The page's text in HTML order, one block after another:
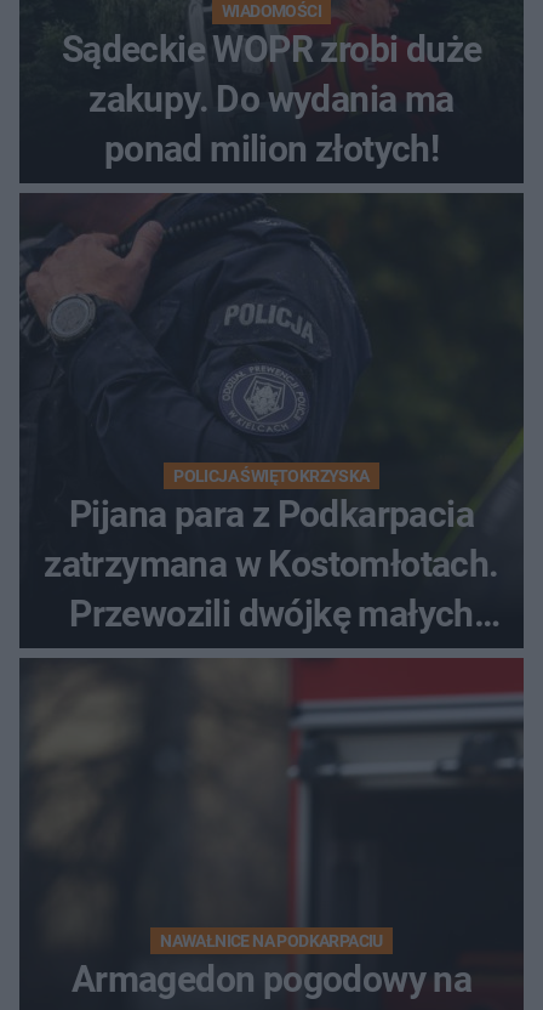
WIADOMOŚCI
Sądeckie WOPR zrobi duże
zakupy. Do wydania ma
ponad milion złotych!
POLICJA ŚWIĘTOKRZYSKA
Pijana para z Podkarpacia
zatrzymana w Kostomłotach.
Przewozili dwójkę małych
dzieci
NAWAŁNICE NA PODKARPACIU
Armagedon pogodowy na